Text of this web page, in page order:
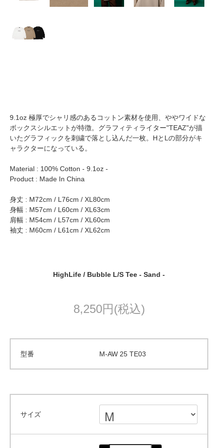
9.1oz 極厚でシャリ感のあるコットン素材を使用、ややワイドな
ボックスシルエットが特徴。グラフィティライター"TEAZ"が描
いたグラフィックを刺繍で落とし込んだ一枚。HとLの部分がキ
ャラクターになっている。
Material : 100% Cotton - 9.1oz -
Product : Made In China
身丈 : M72cm / L76cm / XL80cm
身幅 : M57cm / L60cm / XL63cm
肩幅 : M54cm / L57cm / XL60cm
袖丈 : M60cm / L61cm / XL62cm
HighLife / Bubble L/S Tee - Sand -
8,250円(税込)
型番 M-AW 25 TE03
サイズ